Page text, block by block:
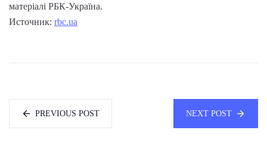
матеріалі РБК-Україна.
Источник: rbc.ua
PREVIOUS POST NEXT POST